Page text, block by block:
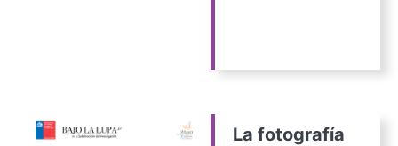
La fotografía